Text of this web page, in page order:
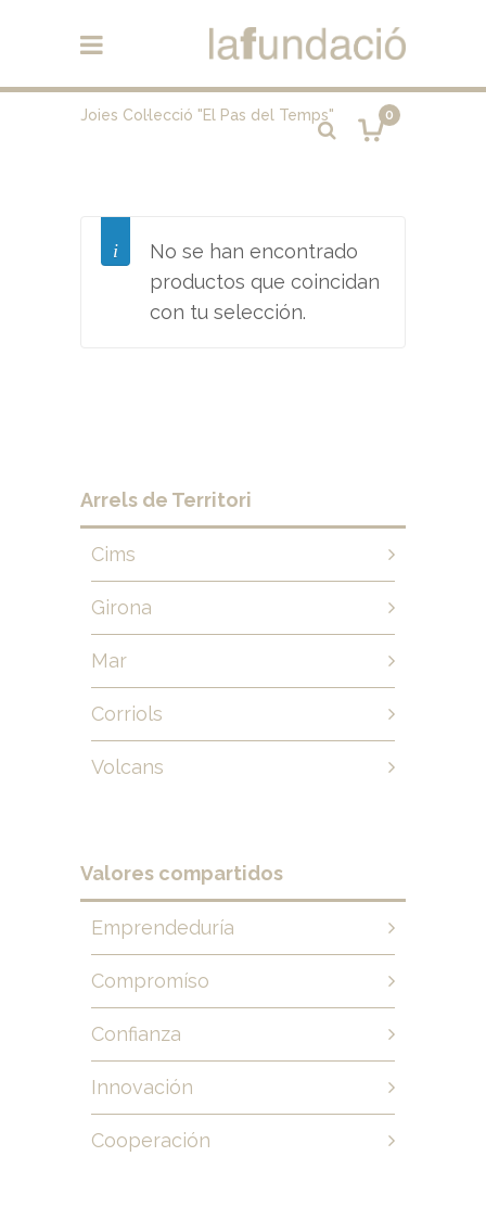
0
Joies Col·lecció "El Pas del Temps"
No se han encontrado
productos que coincidan
con tu selección.
Arrels de Territori
Cims
Girona
Mar
Corriols
Volcans
Valores compartidos
Emprendeduría
Compromíso
Confianza
Innovación
Cooperación